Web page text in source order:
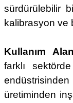
sürdürülebilir
kalibrasyon ve
Kullanım
farklı
üretiminden